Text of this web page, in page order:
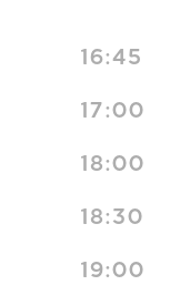
16:45
17:00
18:00
18:30
19:00